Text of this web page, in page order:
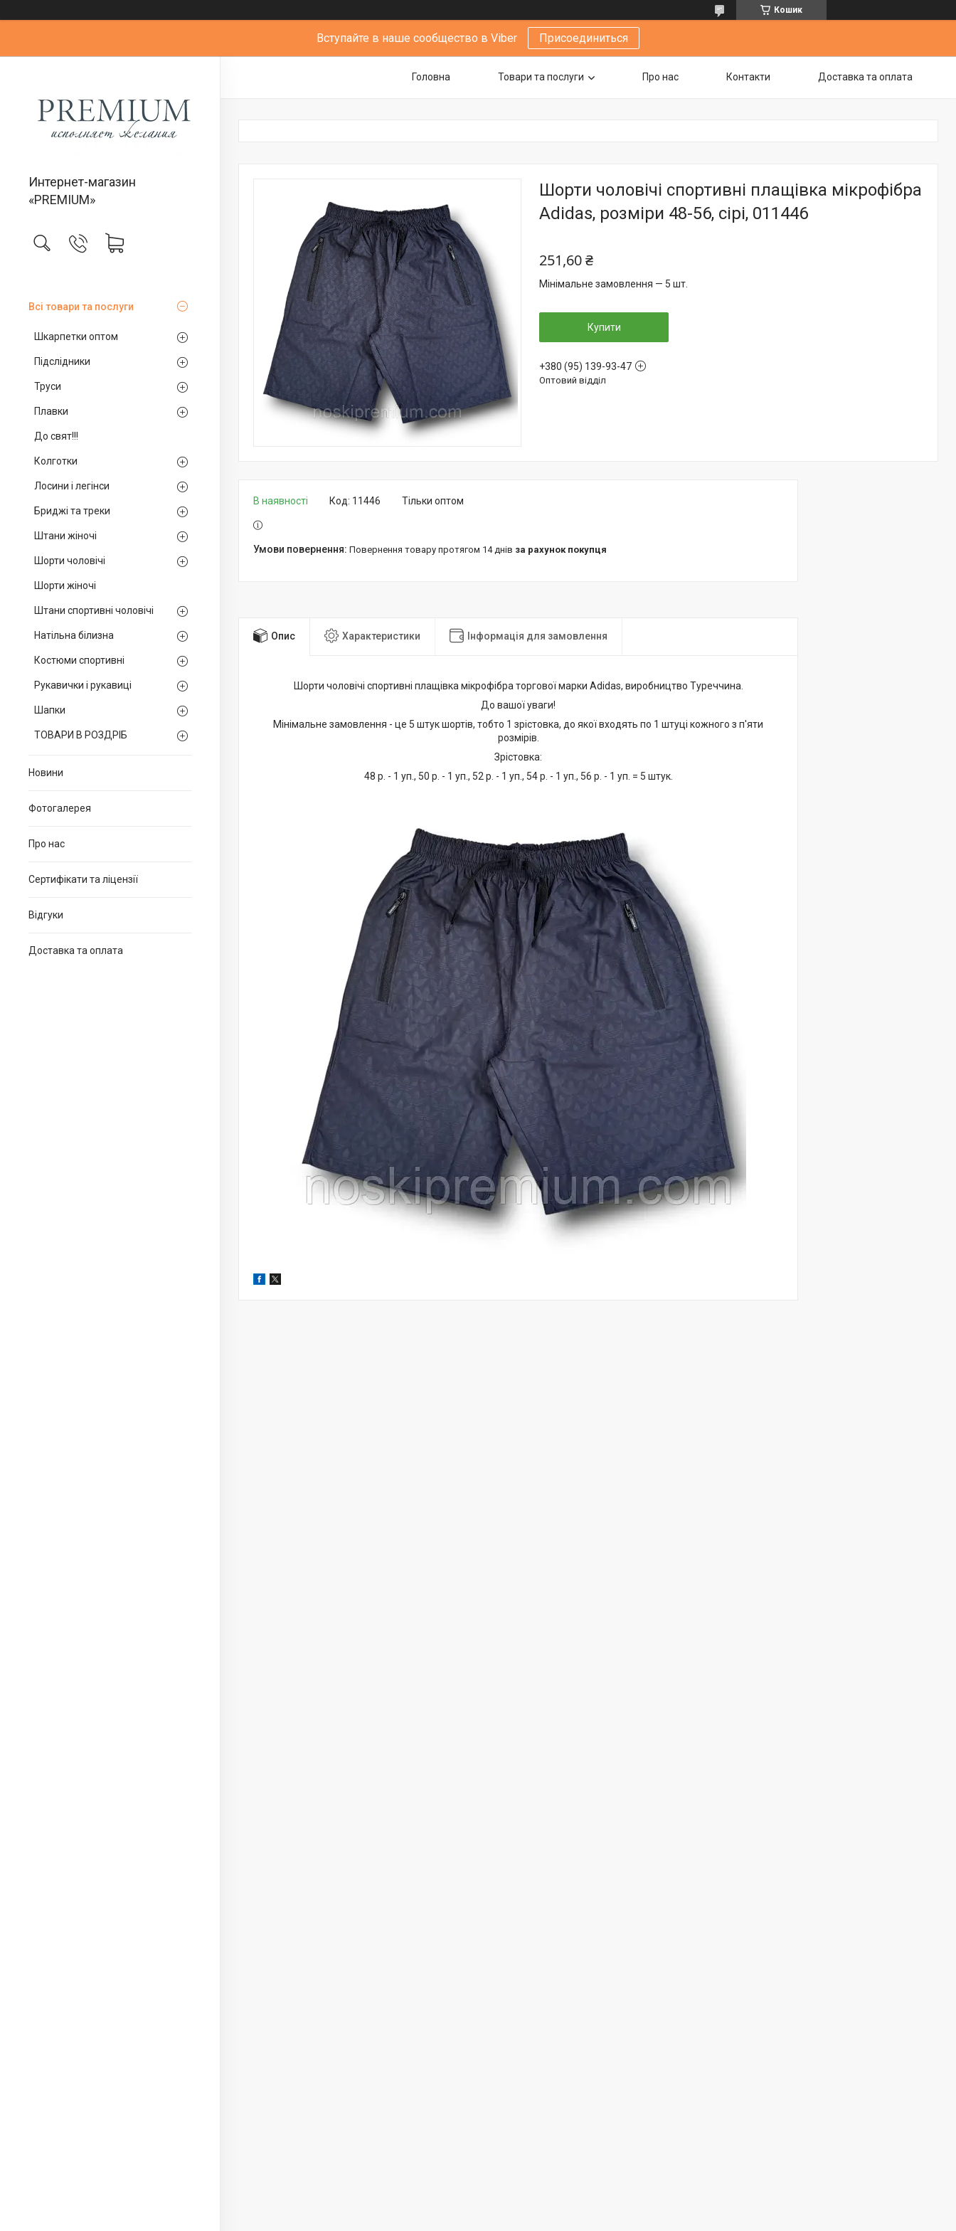
Кошик
Вступайте в наше сообщество в Viber Присоединиться
Интернет-магазин
«PREMIUM»
Всі товари та послуги
Шкарпетки оптом
Підслідники
Труси
Плавки
До свят!!!
Колготки
Лосини і легінси
Бриджі та треки
Штани жіночі
Шорти чоловічі
Шорти жіночі
Штани спортивні чоловічі
Натільна білизна
Костюми спортивні
Рукавички і рукавиці
Шапки
ТОВАРИ В РОЗДРІБ
Новини
Фотогалерея
Про нас
Сертифікати та ліцензії
Відгуки
Доставка та оплата
Головна Товари та послуги Про нас Контакти Доставка та оплата
Шорти чоловічі спортивні плащівка мікрофібра
Adidas, розміри 48-56, сірі, 011446
251,60 ₴
Мінімальне замовлення — 5 шт.
Купити
+380 (95) 139-93-47
Оптовий відділ
В наявності Тільки оптом
Код: 11446
повернення товару протягом 14 днів за рахунок покупця
Опис Характеристики Інформація для замовлення
Шорти чоловічі спортивні плащівка мікрофібра торгової марки Adidas, виробництво Туреччина.
До вашої уваги!
Мінімальне замовлення - це 5 штук шортів, тобто 1 зрістовка, до якої входять по 1 штуці кожного з п'яти
розмірів.
Зрістовка:
48 р. - 1 уп., 50 р. - 1 уп., 52 р. - 1 уп., 54 р. - 1 уп., 56 р. - 1 уп. = 5 штук.